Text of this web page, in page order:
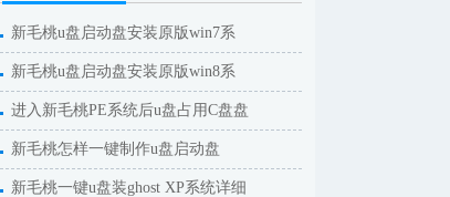
新毛桃u盘启动盘安装原版win7系
新毛桃u盘启动盘安装原版win8系
进入新毛桃PE系统后u盘占用C盘盘
新毛桃怎样一键制作u盘启动盘
新毛桃一键u盘装ghost XP系统详细